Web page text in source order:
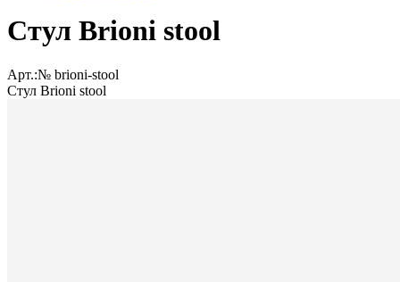
Стул Brioni stool
Арт.:№ brioni-stool
Стул Brioni stool